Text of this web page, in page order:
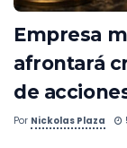
Empresa
afrontará
de
Por Nickolas Plaza